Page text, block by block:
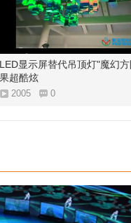
LED显示屏替代吊顶灯"魔幻
果超酷炫
2005 0